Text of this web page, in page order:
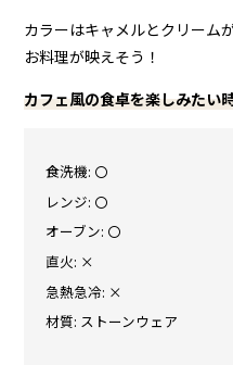
カラーはキャメルとクリーム
お料理が映えそう！
カフェ風の食卓を楽しみたい
食洗機: 〇
レンジ: 〇
オーブン: 〇
直火: ×
急熱急冷: ×
材質: ストーンウェア